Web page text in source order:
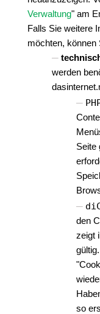
Verwaltung" am
Falls Sie weitere
möchten, können
werden
Seite
den
zeigt
so